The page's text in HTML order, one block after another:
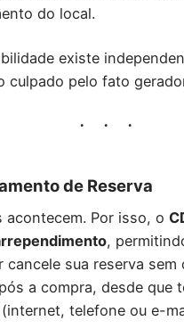
do local.
existe
culpado pelo fato
de Reserva
acontecem. Por isso, o
,
cancele sua reserva sem
a compra, desde que
telefone ou e-